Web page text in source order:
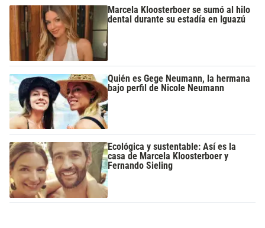
Marcela Kloosterboer se sumó al hilo
dental durante su estadía en Iguazú
Quién es Gege Neumann, la hermana
bajo perfil de Nicole Neumann
Ecológica y sustentable: Así es la
casa de Marcela Kloosterboer y
Fernando Sieling